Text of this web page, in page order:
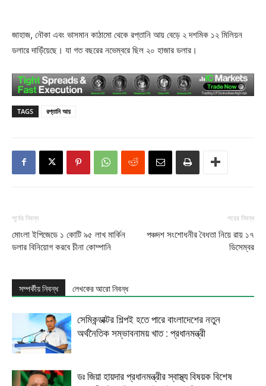
জাহাজ, নৌকা এবং ভাসমান কাঠামো থেকে রপ্তানি আয় বেড়ে ২ দশমিক ১২ মিলিয়ন
ডলারে দাড়িঁয়েছে। যা গত বছরের নভেম্বরে ছিল ২০ হাজার ডলার।
TAGS রপ্তানি আয়
পূর্বের নিবন্ধ
মোংলা ইপিজেডে ১ কোটি ৯৫ লাখ মার্কিন
ডলার বিনিয়োগ করবে চীনা কোম্পানি
পরের নিবন্ধ
পঞ্চদশ সংশোধনীর বৈধতা নিয়ে রায় ১৭
ডিসেম্বর
সম্পর্কীয় নিবন্ধ লেখকের আরো নিবন্ধ
সেমিকন্ডাক্টর শিল্পই হতে পারে বাংলাদেশের নতুন
অর্থনৈতিক সম্ভাবনাময় খাত : প্রধানমন্ত্রী
ডঃ জিয়া হায়দার প্রধানমন্ত্রীর স্বাস্থ্য বিষয়ক বিশেষ